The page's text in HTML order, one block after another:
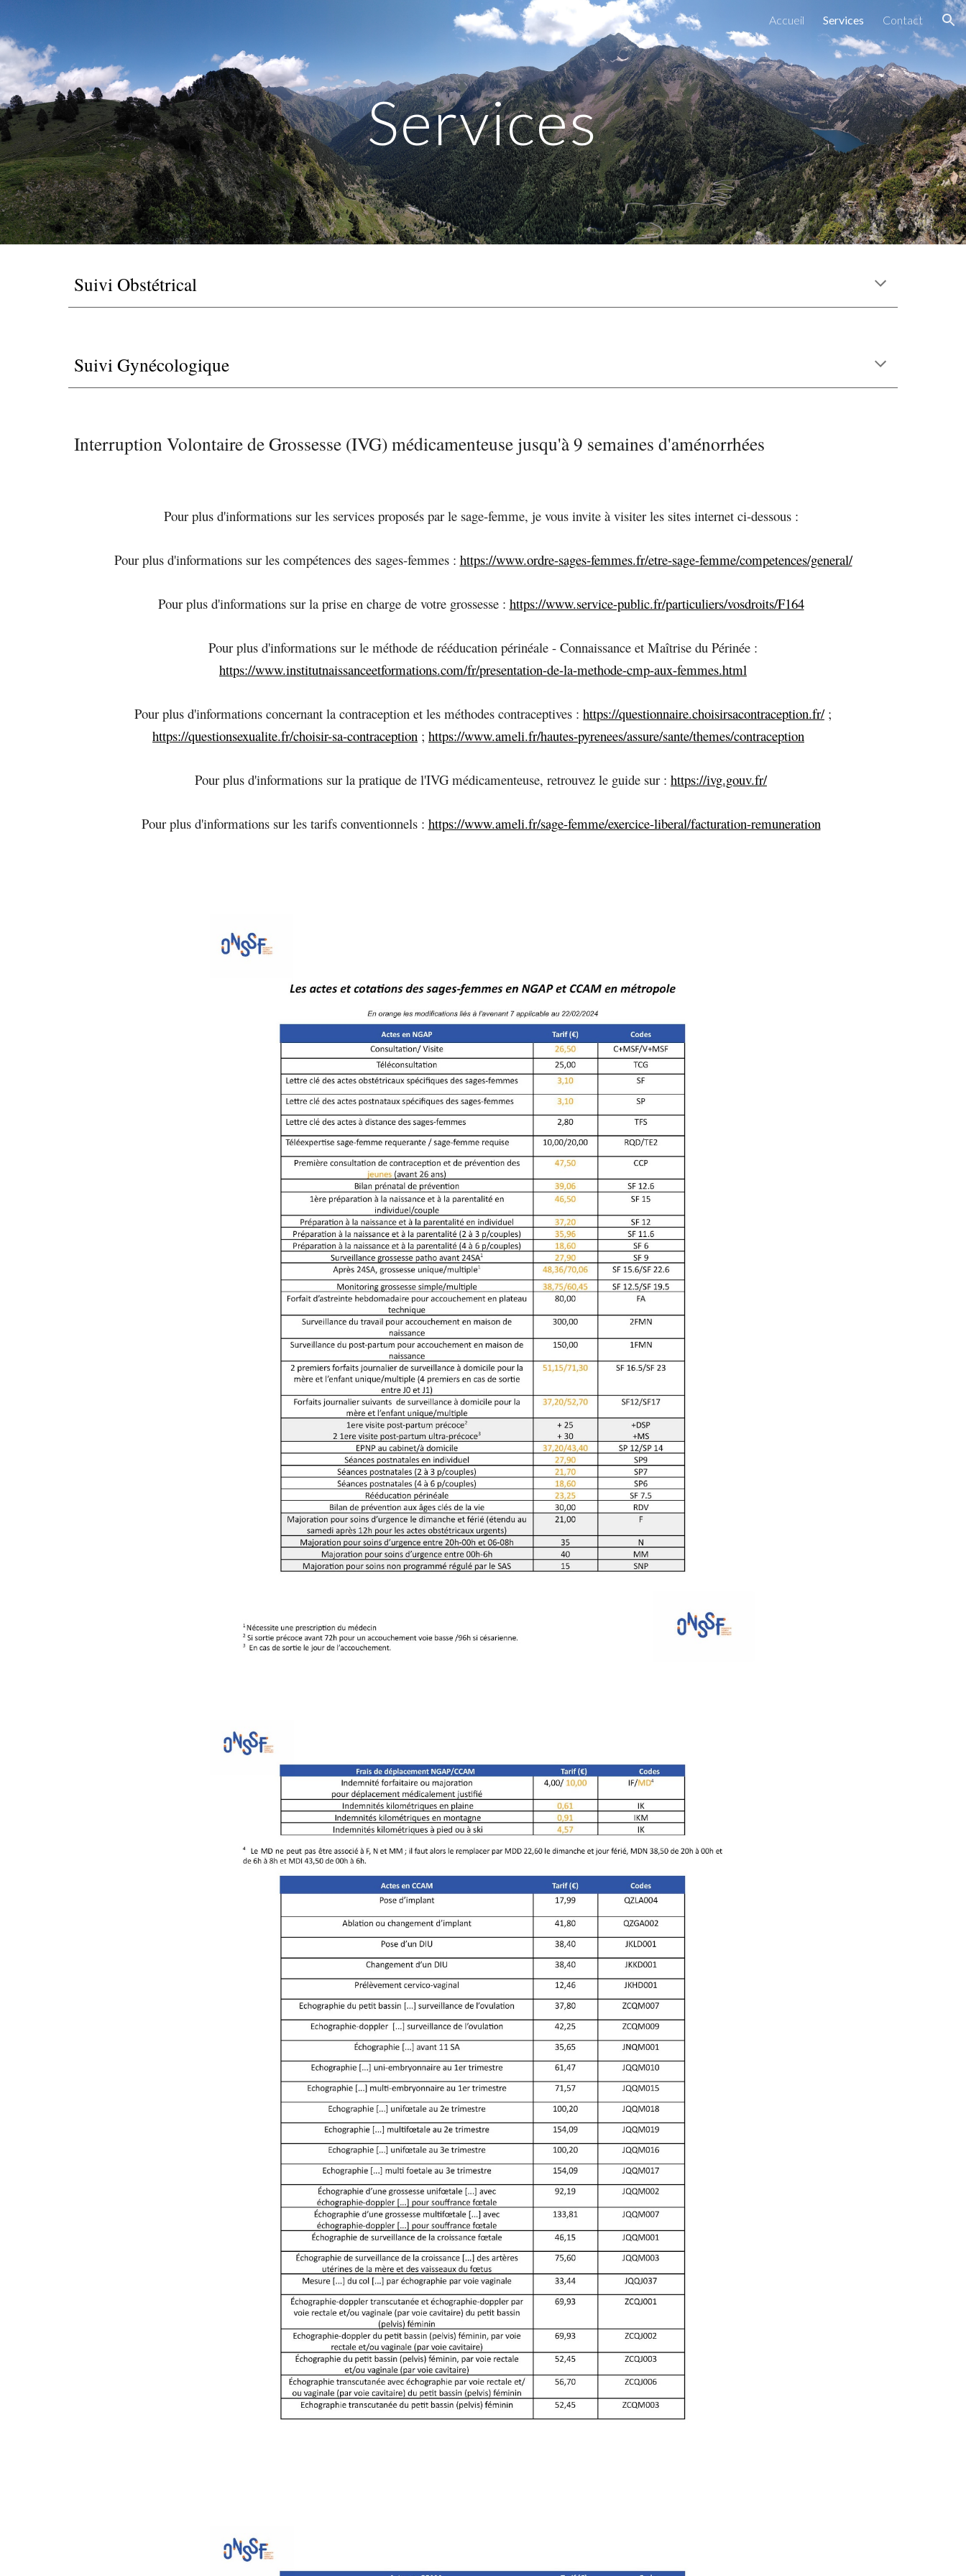
Skip to navigation Accueil Services Contact
Services
Suivi Obstétrical
Suivi Gynécologique
Interruption Volontaire de Grossesse (IVG) médicamenteuse jusqu'à 9 semaines d'aménorrhées
Pour plus d'informations sur les services proposés par le sage-femme, je vous invite à visiter les sites internet ci-dessous :
Pour plus d'informations sur les compétences des sages-femmes : https://www.ordre-sages-femmes.fr/etre-sage-femme/competences/general/
Pour plus d'informations sur la prise en charge de votre grossesse : https://www.service-public.fr/particuliers/vosdroits/F164
Pour plus d'informations sur le méthode de rééducation périnéale - Connaissance et Maîtrise du Périnée :
https://www.institutnaissanceetformations.com/fr/presentation-de-la-methode-cmp-aux-femmes.html
Pour plus d'informations concernant la contraception et les méthodes contraceptives : https://questionnaire.choisirsacontraception.fr/;
https://questionsexualite.fr/choisir-sa-contraception ; https://www.ameli.fr/hautes-pyrenees/assure/sante/themes/contraception
Pour plus d'informations sur la pratique de l'IVG médicamenteuse, retrouvez le guide sur : https://ivg.gouv.fr/
Pour plus d'informations sur les tarifs conventionnels : https://www.ameli.fr/sage-femme/exercice-liberal/facturation-remuneration